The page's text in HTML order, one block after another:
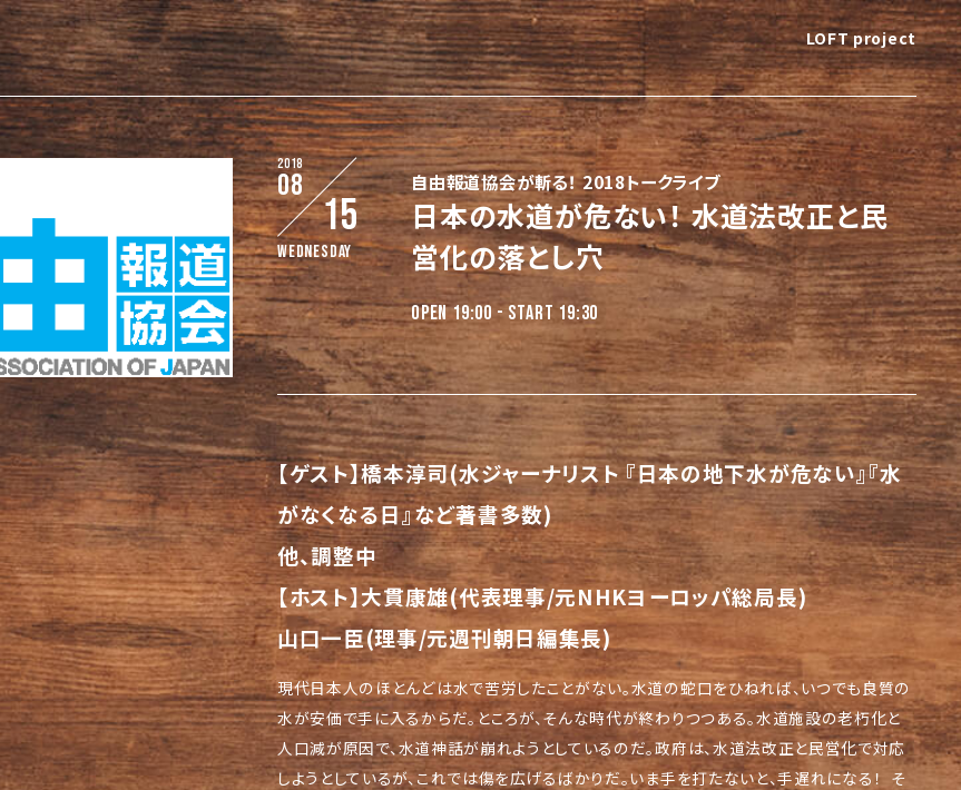
LOFT project
2018
08
15
Wednesday
自由報道協会が斬る！ 2018トークライブ
日本の水道が危ない！ 水道法改正と民
営化の落とし穴
OPEN 19:00 - START 19:30
【ゲスト】橋本淳司(水ジャーナリスト 『日本の地下水が危ない』『水
がなくなる日』など著書多数)
他、調整中
【ホスト】大貫康雄(代表理事/元NHKヨーロッパ総局長)
山口一臣(理事/元週刊朝日編集長)
現代日本人のほとんどは水で苦労したことがない。水道の蛇口をひねれば、いつでも良質の
水が安価で手に入るからだ。ところが、そんな時代が終わりつつある。水道施設の老朽化と
人口減が原因で、水道神話が崩れようとしているのだ。政府は、水道法改正と民営化で対応
しようとしているが、これでは傷を広げるばかりだ。いま手を打たないと、手遅れになる！ そ